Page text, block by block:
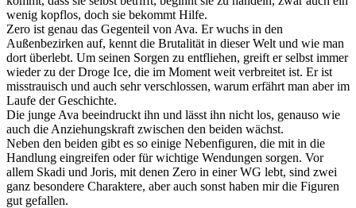
wenig kopflos, doch sie bekommt Hilfe.
Zero ist genau das Gegenteil von Ava. Er wuchs in den
Außenbezirken auf, kennt die Brutalität in dieser Welt und wie man
dort überlebt. Um seinen Sorgen zu entfliehen, greift er selbst immer
wieder zu der Droge Ice, die im Moment weit verbreitet ist. Er ist
misstrauisch und auch sehr verschlossen, warum erfährt man aber im
Laufe der Geschichte.
Die junge Ava beeindruckt ihn und lässt ihn nicht los, genauso wie
auch die Anziehungskraft zwischen den beiden wächst.
Neben den beiden gibt es so einige Nebenfiguren, die mit in die
Handlung eingreifen oder für wichtige Wendungen sorgen. Vor
allem Skadi und Joris, mit denen Zero in einer WG lebt, sind zwei
ganz besondere Charaktere, aber auch sonst haben mir die Figuren
gut gefallen.